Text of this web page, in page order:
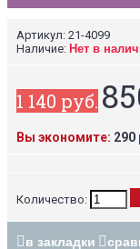
Артикул: 21-4099
Наличие: Нет в
1 140 руб.
Вы экономите: 290
Количество:
в закладки